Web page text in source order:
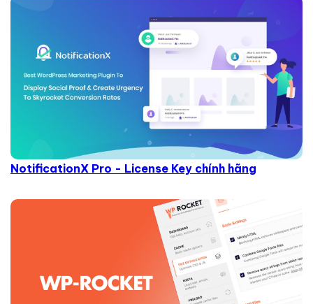
NotificationX Pro - License Key chính hãng